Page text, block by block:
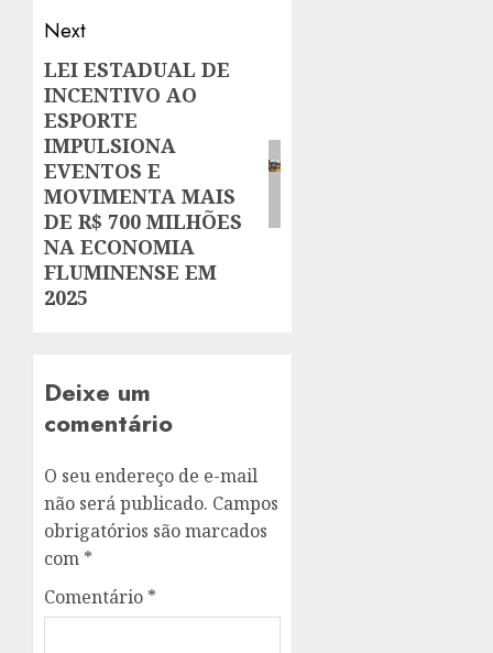
Next
Next
post:
LEI ESTADUAL DE
INCENTIVO AO
ESPORTE
IMPULSIONA
EVENTOS E
MOVIMENTA MAIS
DE R$ 700 MILHÕES
NA ECONOMIA
FLUMINENSE EM
2025
Deixe um
comentário
O seu endereço de e-mail
não será publicado. Campos
obrigatórios são marcados
com *
Comentário *